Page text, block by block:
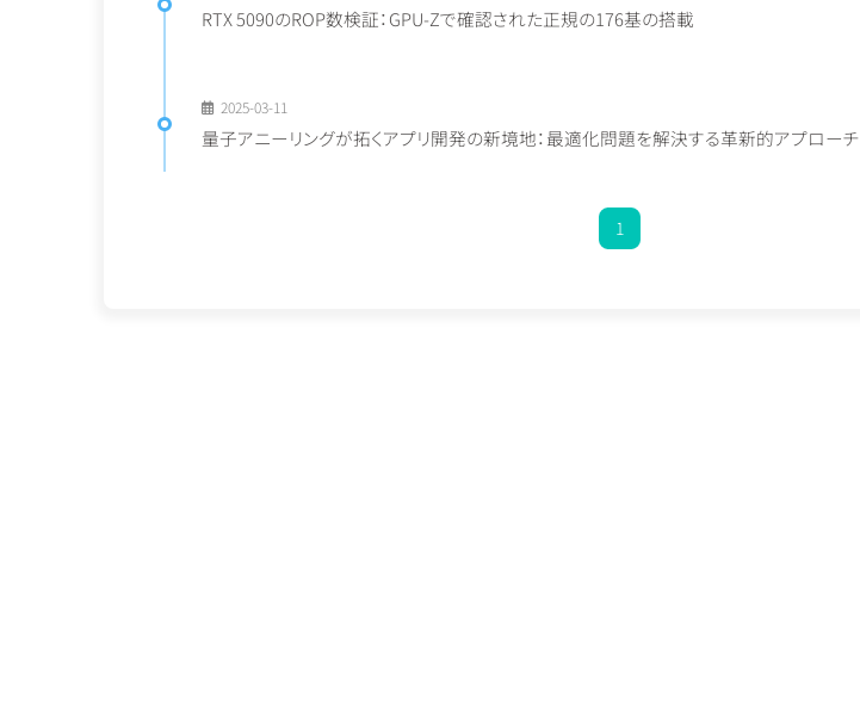
RTX 5090のROP数検証：GPU-Zで確認された正規の176基の搭載
2025-03-11
量子アニーリングが拓くアプリ開発の新境地：最適化問題を解決する革新的アプローチ
1